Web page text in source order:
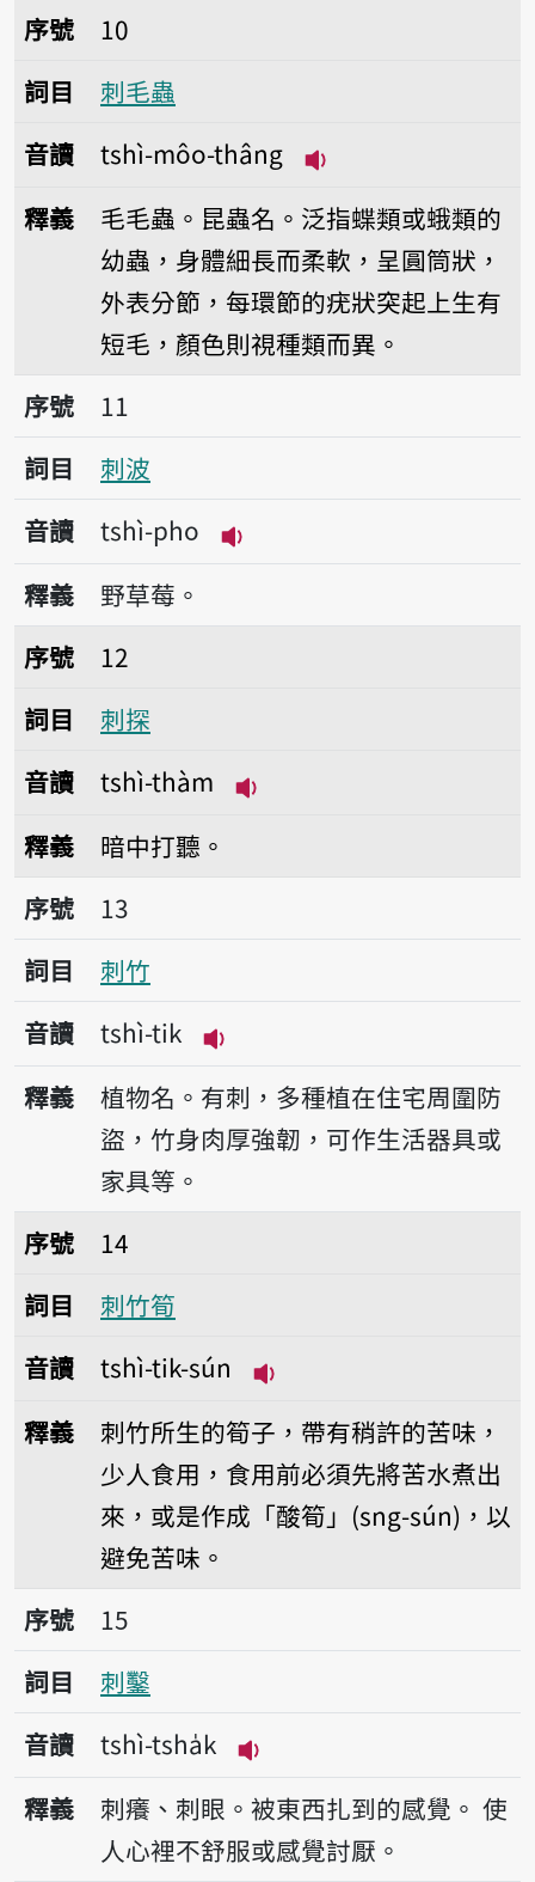
序號10刺毛蟲
序號
10
詞目
刺毛蟲
音讀
tshì-môo-thâng
釋義
毛毛蟲。昆蟲名。泛指蝶類或蛾類的
幼蟲，身體細長而柔軟，呈圓筒狀，
外表分節，每環節的疣狀突起上生有
短毛，顏色則視種類而異。
序號11刺波
序號
11
詞目
刺波
音讀
tshì-pho
播放音讀tshì-pho
釋義
野草莓。
序號12刺探
序號
12
詞目
刺探
音讀
tshì-thàm
釋義
暗中打聽。
序號13刺竹
序號
13
詞目
刺竹
音讀
tshì-tik
播放音讀tshì-tik
釋義
植物名。有刺，多種植在住宅周圍防
盜，竹身肉厚強韌，可作生活器具或
家具等。
序號14刺竹筍
序號
14
詞目
刺竹筍
音讀
tshì-tik-sún
釋義
刺竹所生的筍子，帶有稍許的苦味，
少人食用，食用前必須先將苦水煮出
來，或是作成「酸筍」(sng-sún)，以
避免苦味。
序號15刺鑿
序號
15
詞目
刺鑿
音讀
tshì-tsha̍k
播放音讀tshì-tsha̍k
釋義 刺癢、刺眼。被東西扎到的感覺。 使
人心裡不舒服或感覺討厭。